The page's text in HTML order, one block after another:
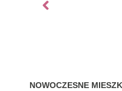
NOWOCZESNE